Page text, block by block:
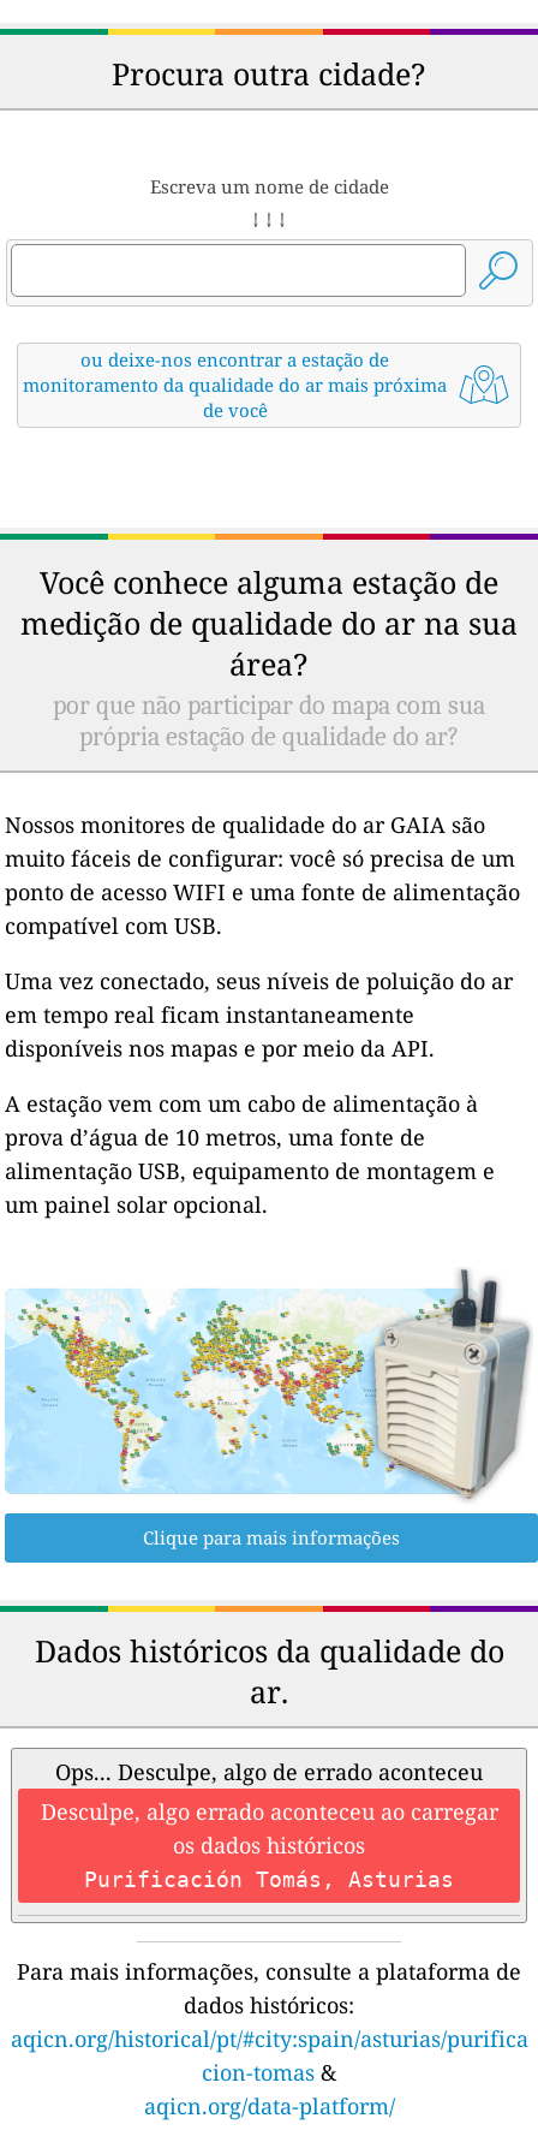
Procura outra cidade?
Escreva um nome de cidade
↓ ↓ ↓
ou deixe-nos encontrar a estação de
monitoramento da qualidade do ar mais próxima
de você
Você conhece alguma estação de
medição de qualidade do ar na sua
área?
por que não participar do mapa com sua
própria estação de qualidade do ar?
Nossos monitores de qualidade do ar GAIA são
muito fáceis de configurar: você só precisa de um
ponto de acesso WIFI e uma fonte de alimentação
compatível com USB.
Uma vez conectado, seus níveis de poluição do ar
em tempo real ficam instantaneamente
disponíveis nos mapas e por meio da API.
A estação vem com um cabo de alimentação à
prova d’água de 10 metros, uma fonte de
alimentação USB, equipamento de montagem e
um painel solar opcional.
Clique para mais informações
Dados históricos da qualidade do
ar.
Ops... Desculpe, algo de errado aconteceu
Desculpe, algo errado aconteceu ao carregar
os dados históricos
Purificación Tomás, Asturias
Para mais informações, consulte a plataforma de
dados históricos:
aqicn.org/historical/pt/#city:spain/asturias/purifica
cion-tomas &
aqicn.org/data-platform/